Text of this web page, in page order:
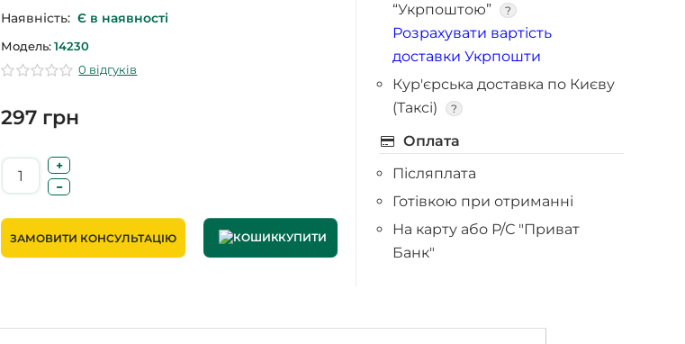
Наявність: Є в наявності
Модель: 14230
0 відгуків
297 грн
ЗАМОВИТИ КОНСУЛЬТАЦІЮ КУПИТИ
“Укрпоштою”
?
Розрахувати вартість
доставки Укрпошти
Кур'єрська доставка по Києву
(Таксі)
?
Оплата
Післяплата
Готівкою при отриманні
На карту або Р/С "Приват
Банк"